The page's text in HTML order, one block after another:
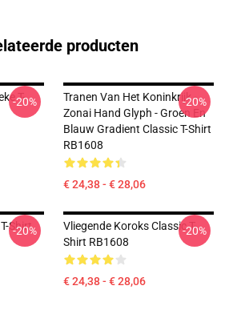
producten
T-
-20%
Tranen Van Het Koninkrijk -
Zonai Hand Glyph - Groen En
Blauw Gradient Classic T-Shirt
RB1608
€ 24,38 - € 28,06
-20%
Shirt
-20%
Vliegende Koroks Classic T-
Shirt RB1608
€ 24,38 - € 28,06
-20%